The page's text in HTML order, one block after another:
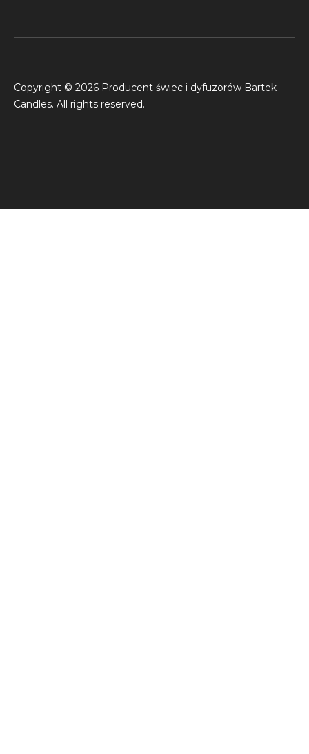
Copyright © 2026 Producent świec i dyfuzorów Bartek
Candles. All rights reserved.